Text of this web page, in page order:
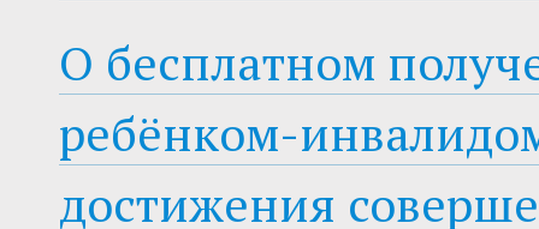
О бесплатном
ребёнком-
достижения